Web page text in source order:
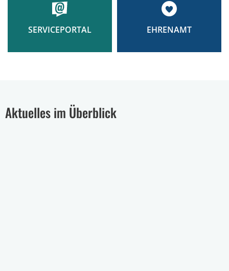
SERVICEPORTAL EHRENAMT
Aktuelles im Überblick